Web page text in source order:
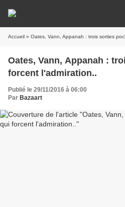
Accueil » Oates, Vann, Appanah : trois sorties
Oates, Vann, Appanah :
forcent l'admiration..
Publié le 29/11/2016 à 06:00
Par Bazaart